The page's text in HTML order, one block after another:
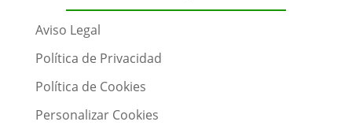
Aviso Legal
Política de Privacidad
Política de Cookies
Personalizar Cookies